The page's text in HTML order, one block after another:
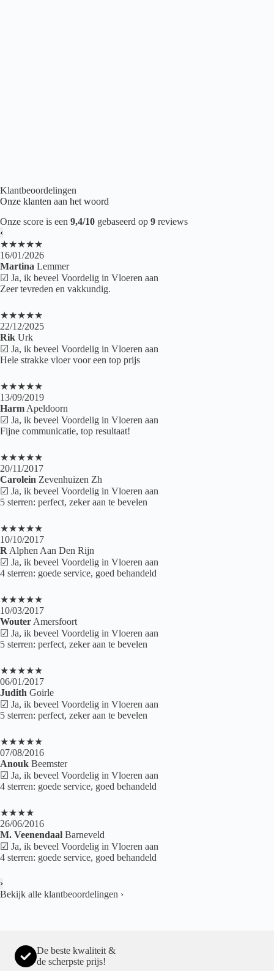
Klantbeoordelingen
Onze klanten aan het woord
Onze score is een 9,4/10 gebaseerd op 9 reviews
‹
★★★★★
16/01/2026
Martina Lemmer
☑ Ja, ik beveel Voordelig in Vloeren aan
Zeer tevreden en vakkundig.
★★★★★
22/12/2025
Rik Urk
☑ Ja, ik beveel Voordelig in Vloeren aan
Hele strakke vloer voor een top prijs
★★★★★
13/09/2019
Harm Apeldoorn
☑ Ja, ik beveel Voordelig in Vloeren aan
Fijne communicatie, top resultaat!
★★★★★
20/11/2017
Carolein Zevenhuizen Zh
☑ Ja, ik beveel Voordelig in Vloeren aan
5 sterren: perfect, zeker aan te bevelen
★★★★★
10/10/2017
R Alphen Aan Den Rijn
☑ Ja, ik beveel Voordelig in Vloeren aan
4 sterren: goede service, goed behandeld
★★★★★
10/03/2017
Wouter Amersfoort
☑ Ja, ik beveel Voordelig in Vloeren aan
5 sterren: perfect, zeker aan te bevelen
★★★★★
06/01/2017
Judith Goirle
☑ Ja, ik beveel Voordelig in Vloeren aan
5 sterren: perfect, zeker aan te bevelen
★★★★★
07/08/2016
Anouk Beemster
☑ Ja, ik beveel Voordelig in Vloeren aan
4 sterren: goede service, goed behandeld
★★★★
26/06/2016
M. Veenendaal Barneveld
☑ Ja, ik beveel Voordelig in Vloeren aan
4 sterren: goede service, goed behandeld
›
Bekijk alle klantbeoordelingen ›
De beste kwaliteit &
de scherpste prijs!